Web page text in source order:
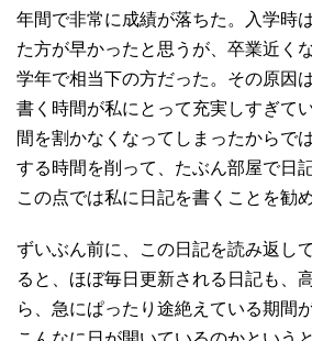
年間で非常に成績が落ちた。入学時
た方が早かったと思うが、卒業近く
学年で相当下の方だった。その原因
書く時間が私にとって充実しすぎて
間を割かなくなってしまったからで
する時間を削って、たぶん部屋で日
この点では私に日記を書くことを勧
ずいぶん前に、この日記を読み返し
ると、ほぼ毎日更新される日記も、
ら、急にぱったり途絶えている期間